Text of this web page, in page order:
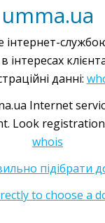
umma.ua
інтернет-
інтересах
данні:
Internet
Look
whois
підібрати
to choose a